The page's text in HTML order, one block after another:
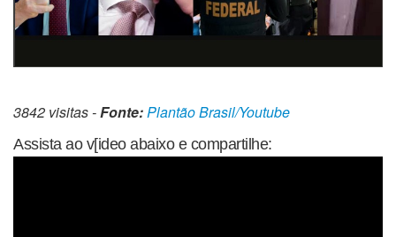
3842 visitas -Fonte:Plantão Brasil/Youtube
Assista ao v[ideo abaixo e compartilhe: